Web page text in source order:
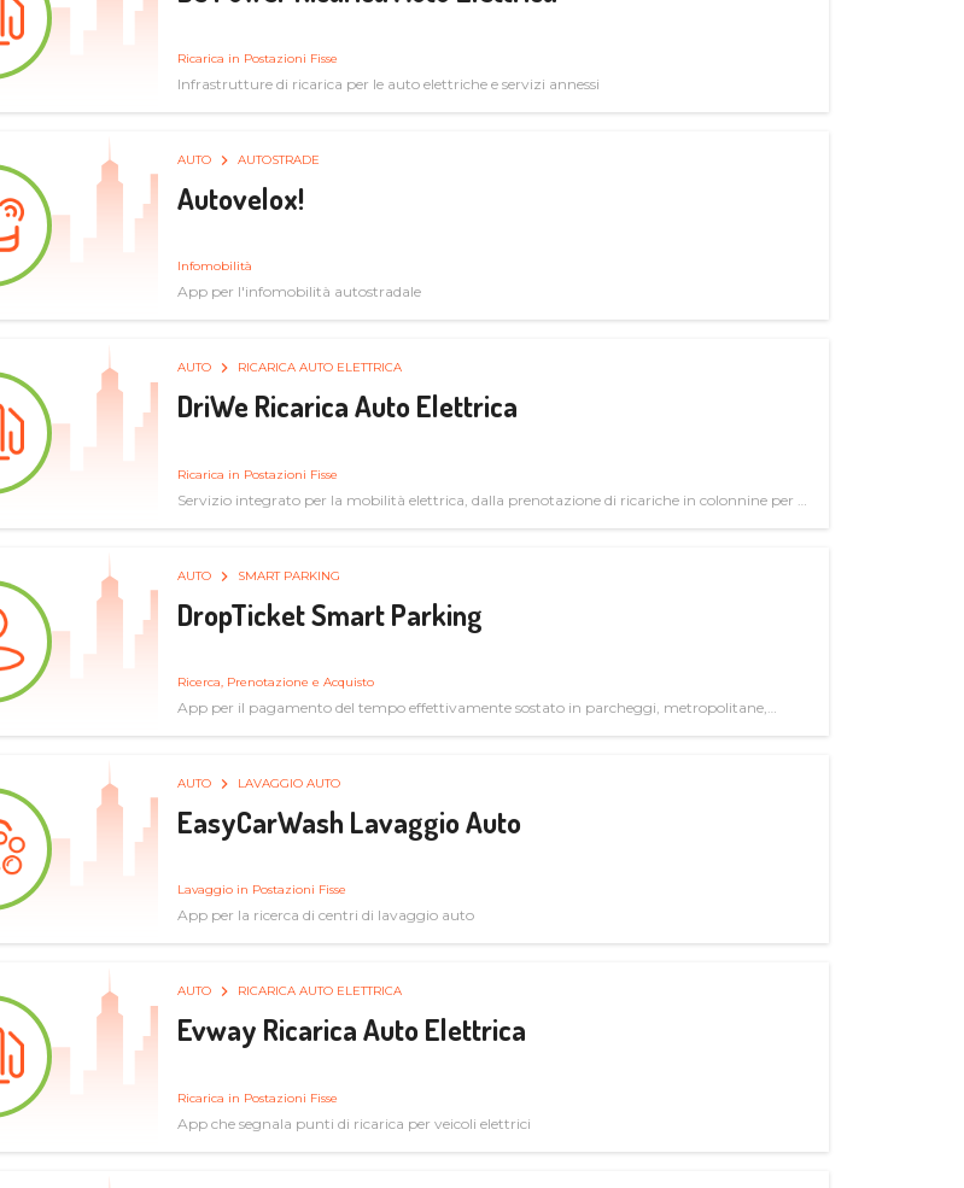
Ricarica in Postazioni Fisse
Infrastrutture di ricarica per le auto elettriche e servizi annessi
AUTO AUTOSTRADE
Autovelox!
Infomobilità
App per l'infomobilità autostradale
AUTO RICARICA AUTO ELETTRICA
DriWe Ricarica Auto Elettrica
Ricarica in Postazioni Fisse
Servizio integrato per la mobilità elettrica, dalla prenotazione di ricariche in colonnine per il
AUTO SMART PARKING
DropTicket Smart Parking
Ricerca, Prenotazione e Acquisto
App per il pagamento del tempo effettivamente sostato in parcheggi, metropolitane,
AUTO LAVAGGIO AUTO
EasyCarWash Lavaggio Auto
Lavaggio in Postazioni Fisse
App per la ricerca di centri di lavaggio auto
AUTO RICARICA AUTO ELETTRICA
Evway Ricarica Auto Elettrica
Ricarica in Postazioni Fisse
App che segnala punti di ricarica per veicoli elettrici